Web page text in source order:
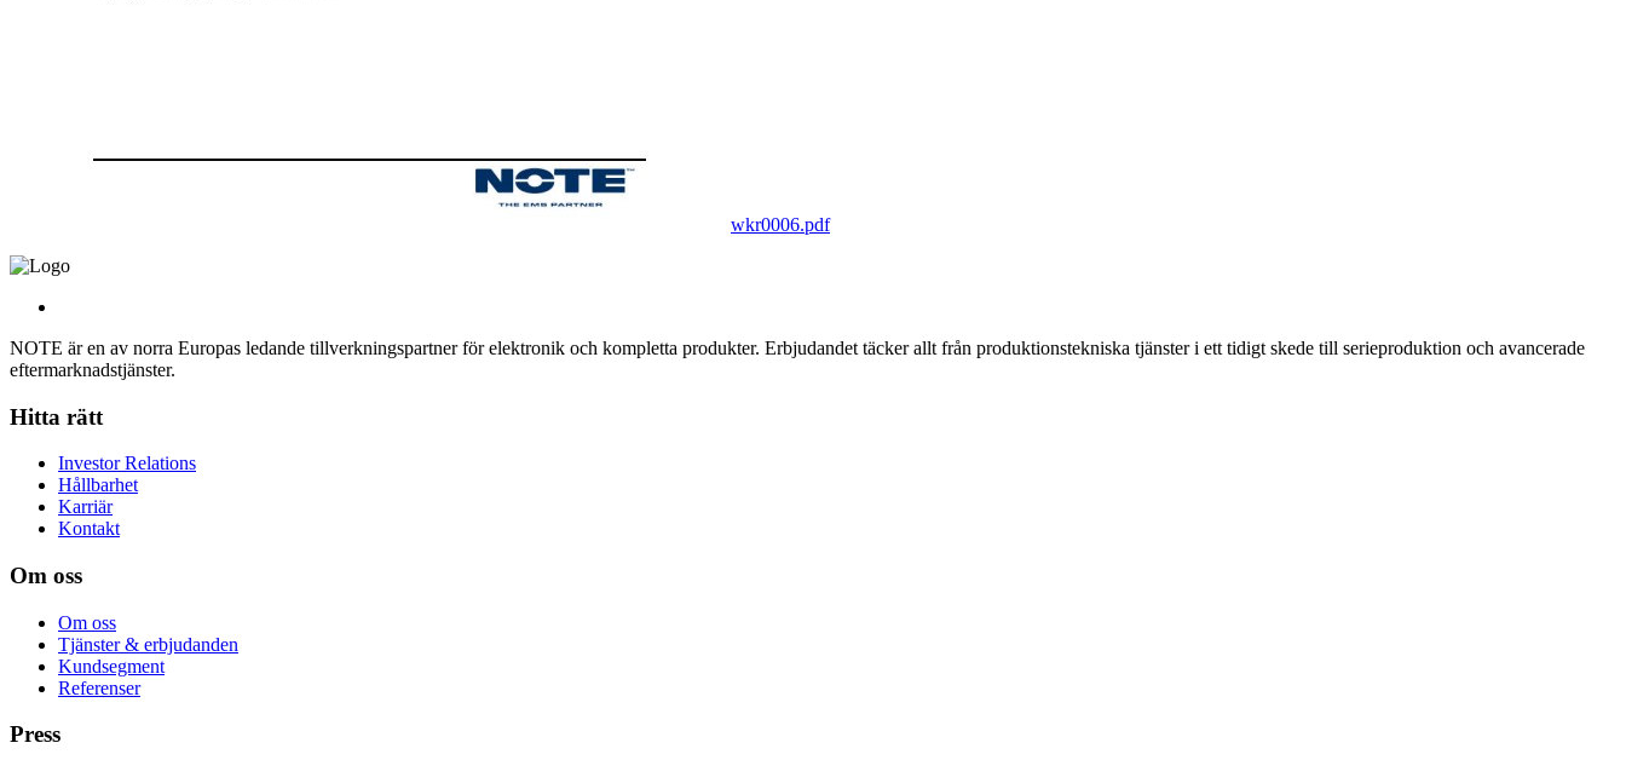
wkr0006.pdf
NOTE är en av norra Europas ledande tillverkningspartner för elektronik och kompletta produkter. Erbjudandet täcker allt från produktionstekniska tjänster i ett tidigt skede till serieproduktion och avancerade
eftermarknadstjänster.
Hitta rätt
Investor Relations
Hållbarhet
Karriär
Kontakt
Om oss
Om oss
Tjänster & erbjudanden
Kundsegment
Referenser
Press